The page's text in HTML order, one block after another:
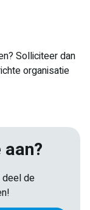
performance-
teams en
ideeën en
Solliciteer dan
organisatie
de